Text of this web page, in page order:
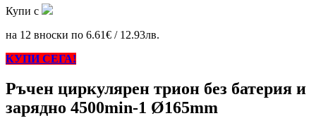
Купи с
на 12 вноски по 6.61€ / 12.93лв.
КУПИ СЕГА!
Ръчен циркулярен трион без батерия и
зарядно 4500min-1 Ø165mm